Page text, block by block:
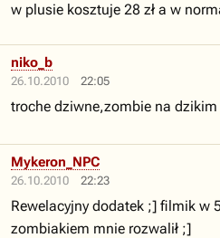
w plusie kosztuje 28 zł a w
26.10.2010 22:05
niko_b
troche dziwne,zombie na
26.10.2010 22:23
Mykeron_NPC
Rewelacyjny dodatek ;] filmik w
zombiakiem mnie rozwalił ;]